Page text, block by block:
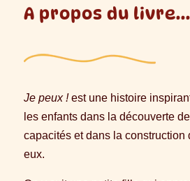
A propos du livre...
Je peux !est une histoire
les enfants dans la découverte
capacités et dans la construction
eux.